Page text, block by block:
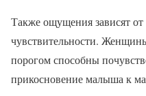
Также ощущения зависят от
чувствительности.
порогом способны
прикосновение малыша к